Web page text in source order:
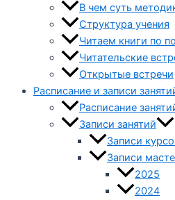
В чем суть
Структура учения
Читаем книги по
Читательские
Открытые встречи
Расписание и записи
Расписание
Записи занятий
Записи
Записи
2025
2024